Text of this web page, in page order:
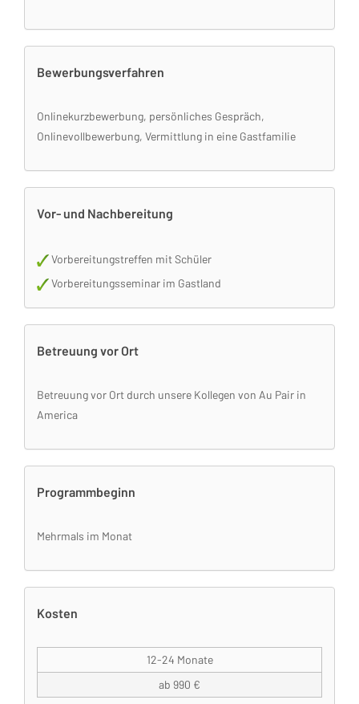
Bewerbungsverfahren
Onlinekurzbewerbung, persönliches Gespräch,
Onlinevollbewerbung, Vermittlung in eine Gastfamilie
Vor- und Nachbereitung
Vorbereitungstreffen mit Schüler
Vorbereitungsseminar im Gastland
Betreuung vor Ort
Betreuung vor Ort durch unsere Kollegen von Au Pair in
America
Programmbeginn
Mehrmals im Monat
Kosten
12-24 Monate
ab 990 €